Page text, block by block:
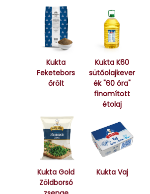
Kukta
Feketebors
őrölt
Kukta K60
sütőolajkever
ék "60 óra"
finomított
étolaj
Kukta Gold
Zöldborsó
Kukta Vaj